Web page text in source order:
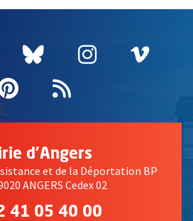
nouvelle fenêtre
Twitter
, Ouvre une nouvelle
Bluesky
, Ouvre une
Instagram
, Ouvre
,
Pinterest
, Ouvre une
Flux RSS
d'Angers
et de la Déportation BP
ANGERS Cedex 02
41 05 40 00